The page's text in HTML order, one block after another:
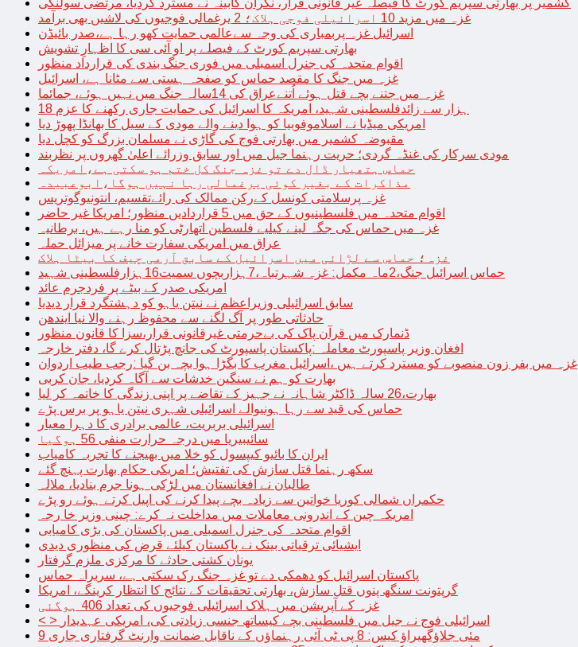
کشمیر پر بھارتی سپریم کورٹ کا فیصلہ غیر قانونی قرار، نگران کابینہ نے مسترد کردیا، مرتضی سولنگی
غزہ میں مزید 10 اسرائیلی فوجی ہلاک؛ 2 یرغمالی فوجیوں کی لاشیں بھی برآمد
اسرائیل غزہ پربمباری کی وجہ سےعالمی حمایت کھو رہا ہے،صدر بائیڈن
بھارتی سپریم کورٹ کے فیصلے پر او آئی سی کا اظہارِ تشویش
اقوام متحدہ کی جنرل اسمبلی میں فوری جنگ بندی کی قرارداد منظور
غزہ میں جنگ کا مقصد حماس کو صفحہ ہستی سے مٹانا ہے، اسرائیل
غزہ میں جتنے بچے قتل ہوئے اُتنےعراق کی 14سالہ جنگ میں نہیں ہوئے، جمائما
18 ہزار سے زائدفلسطینی شہید، امریکہ کا اسرائیل کی حمایت جاری رکھنے کا عزم
امریکی میڈیا نے اسلاموفوبیا کو ہوا دینے والے مودی کے سیل کا بھانڈا پھوڑ دیا
مقبوضہ کشمیر میں بھارتی فوج کی گاڑی نے مسلمان بزرگ کو کچل دیا
مودی سرکار کی غنڈہ گردی؛ حریت رہنما جیل میں اور سابق وزرائے اعلیٰ گھروں پر نظربند
حماس ہتھیار ڈال دے تو غزہ جنگ کل ختم ہو سکتی ہے،امریکہ
مذاکرات کے بغیر کوئی یرغمالی رہا نہیں ہوگا،ابوعبیدہ
غزہ پرسلامتی کونسل کےرکن ممالک کی رائےتقسیم، انتونیوگوتریس
اقوام متحدہ میں فلسطینیوں کے حق میں 5 قراردادیں منظور؛ امریکا غیر حاضر
غزہ میں حماس کی جگہ لینے کیلیے فلسطین اتھارٹی کو منا رہے ہیں، برطانیہ
عراق میں امریکی سفارت خانے پر میزائل حملہ
غزہ؛ حماس سے لڑائی میں اسرائیل کے سابق آرمی چیف کا بیٹا ہلاک
حماس اسرائیل جنگ،2ماہ مکمل: غزہ شہرتباہ،7ہزاربچوں سمیت16ہزارفلسطینی شہید
امریکی صدر کے بیٹے پر فردجرم عائد
سابق اسرائیلی وزیراعظم نے نیتن یاہو کو دہشتگرد قرار دیدیا
حادثاتی طور پر آگ لگنے سے محفوظ رہنے والا نیا ایندھن
ڈنمارک میں قرآن پاک کی بےحرمتی غیرقانونی قرار،سزا کا قانون منظور
افغان وزیر پاسپورٹ معاملہ :پاکستان پاسپورٹ کی جانچ پڑتال کرے گا، دفتر خارجہ
غزہ میں بفر زون منصوبے کو مسترد کرتے ہیں ،اسرائیل مغرب کا بگڑا ہوا بچہ بن گیا :رجب طیب اردوان
بھارت کو ہم نے سنگین خدشات سے آگاہ کردیا، جان کربی
بھارت،26 سالہ ڈاکٹر شاہانہ نے جہیز کے تقاضے پر اپنی زندگی کا خاتمہ کر لیا
حماس کی قید سے رہا ہونیوالے اسرائیلی شہری نیتن یاہو پر برس پڑے
اسرائیلی بربریت، عالمی برادری کا دہرا معیار
سائیبیریا میں درجہ حرارت منفی 56 ہوگیا
ایران کا بائیو کیپسول کو خلا میں بھیجنے کا تجربہ کامیاب
سکھ رہنما قتل سازش کی تفتیش؛ امریکی حکام بھارت پہنچ گئے
طالبان نے افغانستان میں لڑکی ہونا جرم بنادیا، ملالہ
حکمراں شمالی کوریا خواتین سے زیادہ بچے پیدا کرنے کی اپیل کرتے ہوئے رو پڑے
امریکہ چین کے اندرونی معاملات میں مداخلت نہ کرے: چینی وزیر خا رجہ
اقوام متحدہ کی جنرل اسمبلی میں پاکستان کی بڑی کامیابی
ایشیائی ترقیاتی بینک نے پاکستان کیلئے قرض کی منظوری دیدی
یونان کشتی حادثے کا مرکزی ملزم گرفتار
پاکستان اسرائیل کو دھمکی دے تو غزہ جنگ رک سکتی ہے، سربراہ حماس
گرپتونت سنگھ پنوں قتل سازش، بھارتی تحقیقات کے نتائج کا انتظار کرینگے، امریکا
غزہ کے آپریشن میں ہلاک اسرائیلی فوجیوں کی تعداد 406 ہوگئی
< > اسرائیلی فوج نے جیل میں فلسطینی بچے کیساتھ جنسی زیادتی کی، امریکی عہدیدار
9 مئی جلاؤگھیراؤ کیس: 8 پی ٹی آئی رہنماؤں کے ناقابل ضمانت وارنٹ گرفتاری جاری